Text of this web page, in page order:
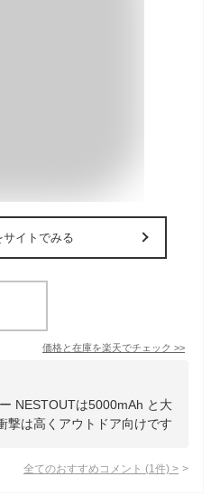
サイトでみる
価格と在庫を楽天でチェック >>
NESTOUTは5000mAh と大
撃は高くアウトドア向けです
全てのおすすめコメント (1 件) >